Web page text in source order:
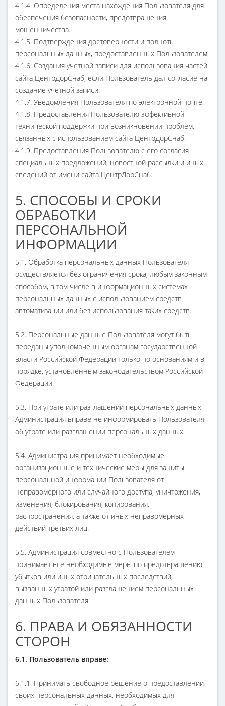
4.1.4. Определения места нахождения Пользователя для
обеспечения безопасности, предотвращения
мошенничества.
4.1.5. Подтверждения достоверности и полноты
персональных данных, предоставленных Пользователем.
4.1.6. Создания учетной записи для использования частей
сайта ЦентрДорСнаб, если Пользователь дал согласие на
создание учетной записи.
4.1.7. Уведомления Пользователя по электронной почте.
4.1.8. Предоставления Пользователю эффективной
технической поддержки при возникновении проблем,
связанных с использованием сайта ЦентрДорСнаб.
4.1.9. Предоставления Пользователю с его согласия
специальных предложений, новостной рассылки и иных
сведений от имени сайта ЦентрДорСнаб.
5. СПОСОБЫ И СРОКИ
ОБРАБОТКИ
ПЕРСОНАЛЬНОЙ
ИНФОРМАЦИИ
5.1. Обработка персональных данных Пользователя
осуществляется без ограничения срока, любым законным
способом, в том числе в информационных системах
персональных данных с использованием средств
автоматизации или без использования таких средств.
5.2. Персональные данные Пользователя могут быть
переданы уполномоченным органам государственной
власти Российской Федерации только по основаниям и в
порядке, установленным законодательством Российской
Федерации.
5.3. При утрате или разглашении персональных данных
Администрация вправе не информировать Пользователя
об утрате или разглашении персональных данных.
5.4. Администрация принимает необходимые
организационные и технические меры для защиты
персональной информации Пользователя от
неправомерного или случайного доступа, уничтожения,
изменения, блокирования, копирования,
распространения, а также от иных неправомерных
действий третьих лиц.
5.5. Администрация совместно с Пользователем
принимает все необходимые меры по предотвращению
убытков или иных отрицательных последствий,
вызванных утратой или разглашением персональных
данных Пользователя.
6. ПРАВА И ОБЯЗАННОСТИ
СТОРОН
6.1. Пользователь вправе:
6.1.1. Принимать свободное решение о предоставлении
своих персональных данных, необходимых для